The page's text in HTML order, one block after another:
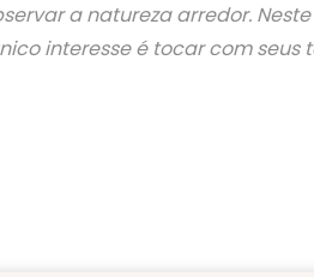
a natureza arredor.
interesse é tocar com